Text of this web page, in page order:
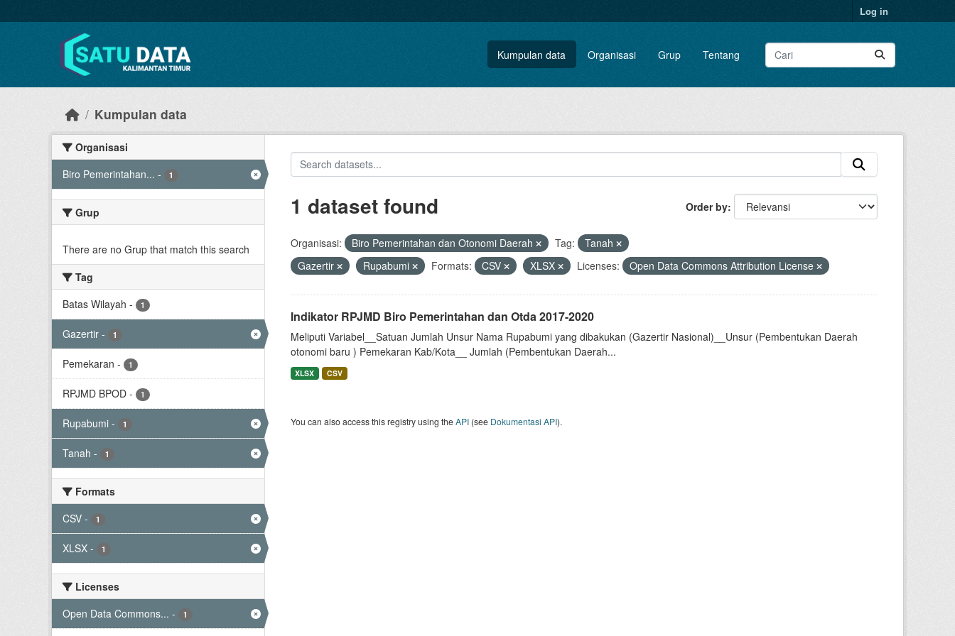
Log in
Kumpulan data Organisasi Grup Tentang
Kumpulan data
Organisasi
Biro Pemerintahan... - 1
Grup
There are no Grup that match this search
Tag
Batas Wilayah - 1
Gazertir - 1
Pemekaran - 1
RPJMD BPOD - 1
Rupabumi - 1
Tanah - 1
Formats
CSV - 1
XLSX - 1
Licenses
Open Data Commons... - 1
Order by
1 dataset found
Organisasi: Biro Pemerintahan dan Otonomi Daerah Tag:
Tanah
Gazertir
Rupabumi Formats: CSV XLSX Licenses: Open Data Commons Attribution License
Indikator RPJMD Biro Pemerintahan dan Otda 2017-2020
Meliputi Variabel__Satuan Jumlah Unsur Nama Rupabumi yang dibakukan (Gazertir Nasional)__Unsur (Pembentukan Daerah
otonomi baru ) Pemekaran Kab/Kota__ Jumlah (Pembentukan Daerah...
XLSX CSV
You can also access this registry using theAPI(see Dokumentasi API).